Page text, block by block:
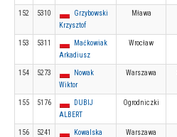
152 5310
Grzybowski
Krzysztof
Mława
153 5311
Maćkowiak
Arkadiusz
Wrocław
154 5273
Nowak
Wiktor
Warszawa
155 5176
DUBIJ
ALBERT
Ogrodniczki
156 5241
Kowalska
Warszawa